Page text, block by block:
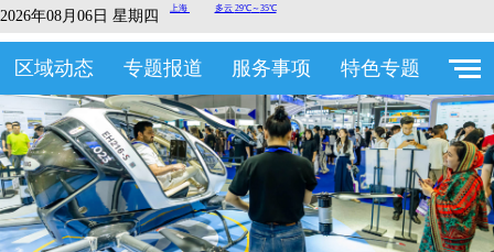
2026年08月06日 星期四
区域动态 专题报道 服务事项 特色专题